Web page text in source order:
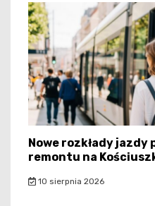
Nowe rozkłady jazdy
remontu na
10 sierpnia 2026